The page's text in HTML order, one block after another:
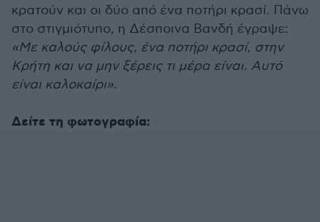
κρατούν και οι δύο από ένα ποτήρι κρασί. Πάνω
στο στιγμιότυπο, η Δέσποινα Βανδή έγραψε:
«Με καλούς φίλους, ένα ποτήρι κρασί, στην
Κρήτη και να μην ξέρεις τι μέρα είναι. Αυτό
είναι καλοκαίρι».
Δείτε τη φωτογραφία: